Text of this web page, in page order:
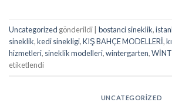
Uncategorized gönderildi bostanci sineklik,
sineklik,kedi sinekligi,KIŞ BAHÇE MODELLERİ,
hizmetleri, sineklik modelleri,wintergarten,
etiketlendi
UNCATEGORIZED